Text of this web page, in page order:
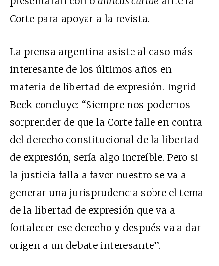
Corte para apoyar a la revista.
La prensa argentina asiste al caso más
interesante de los últimos años en
materia de libertad de expresión. Ingrid
Beck concluye: “Siempre nos podemos
sorprender de que la Corte falle en contra
del derecho constitucional de la libertad
de expresión, sería algo increíble. Pero si
la justicia falla a favor nuestro se va a
generar una jurisprudencia sobre el tema
de la libertad de expresión que va a
fortalecer ese derecho y después va a dar
origen a un debate interesante”.